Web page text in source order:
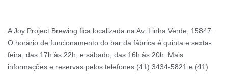
A Joy Project Brewing fica localizada na Av. Linha Verde, 15847.
O horário de funcionamento do bar da fábrica é quinta e sexta-
feira, das 17h às 22h, e sábado, das 16h às 20h. Mais
informações e reservas pelos telefones (41) 3434-5821 e (41)